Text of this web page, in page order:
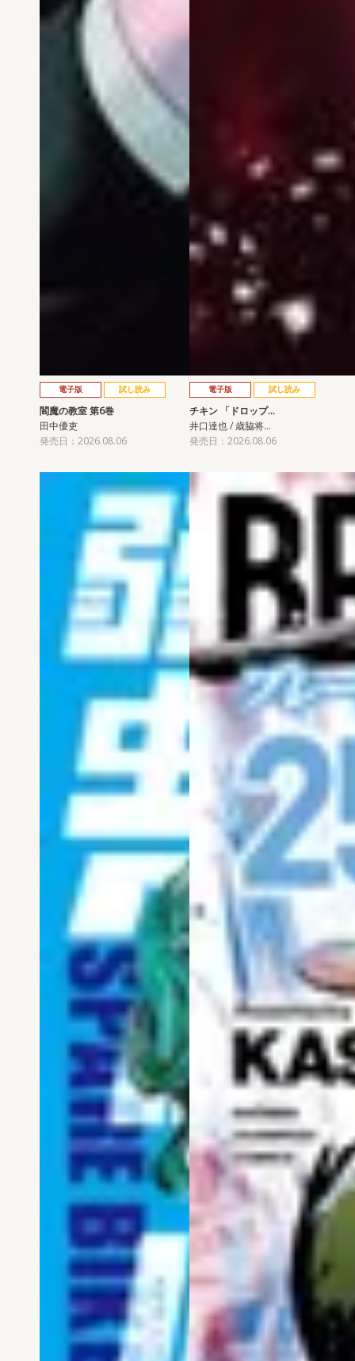
電子版 試し読み
閻魔の教室 第6巻
田中優吏
発売日：2026.08.06
電子版 試し読み
チキン 「ドロップ…
井口達也 / 歳脇将…
発売日：2026.08.06